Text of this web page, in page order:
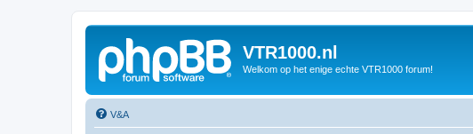
VTR1000.nl
Welkom op het enige echte VTR1000 forum!
V&A